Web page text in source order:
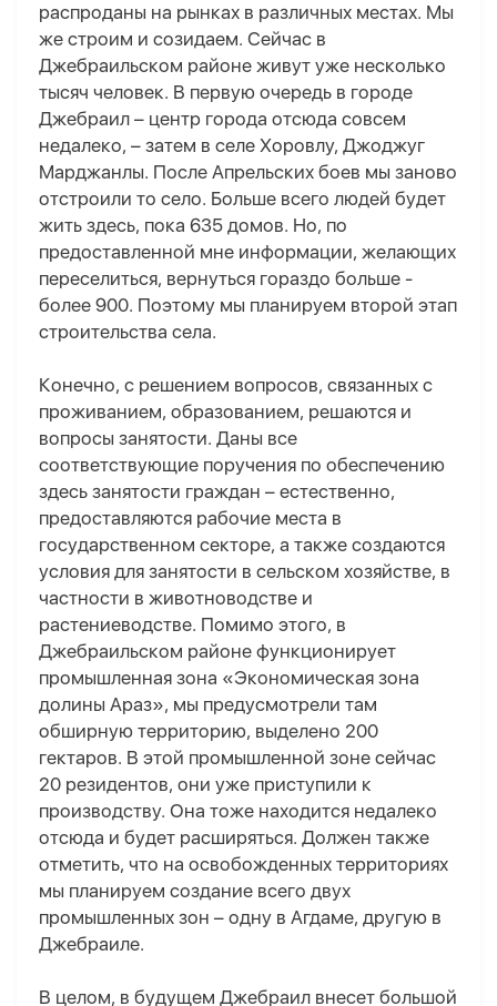
распроданы на рынках в различных местах. Мы
же строим и созидаем. Сейчас в
Джебраильском районе живут уже несколько
тысяч человек. В первую очередь в городе
Джебраил – центр города отсюда совсем
недалеко, – затем в селе Хоровлу, Джоджуг
Марджанлы. После Апрельских боев мы заново
отстроили то село. Больше всего людей будет
жить здесь, пока 635 домов. Но, по
предоставленной мне информации, желающих
переселиться, вернуться гораздо больше -
более 900. Поэтому мы планируем второй этап
строительства села.
Конечно, с решением вопросов, связанных с
проживанием, образованием, решаются и
вопросы занятости. Даны все
соответствующие поручения по обеспечению
здесь занятости граждан – естественно,
предоставляются рабочие места в
государственном секторе, а также создаются
условия для занятости в сельском хозяйстве, в
частности в животноводстве и
растениеводстве. Помимо этого, в
Джебраильском районе функционирует
промышленная зона «Экономическая зона
долины Араз», мы предусмотрели там
обширную территорию, выделено 200
гектаров. В этой промышленной зоне сейчас
20 резидентов, они уже приступили к
производству. Она тоже находится недалеко
отсюда и будет расширяться. Должен также
отметить, что на освобожденных территориях
мы планируем создание всего двух
промышленных зон – одну в Агдаме, другую в
Джебраиле.
В целом, в будущем Джебраил внесет большой